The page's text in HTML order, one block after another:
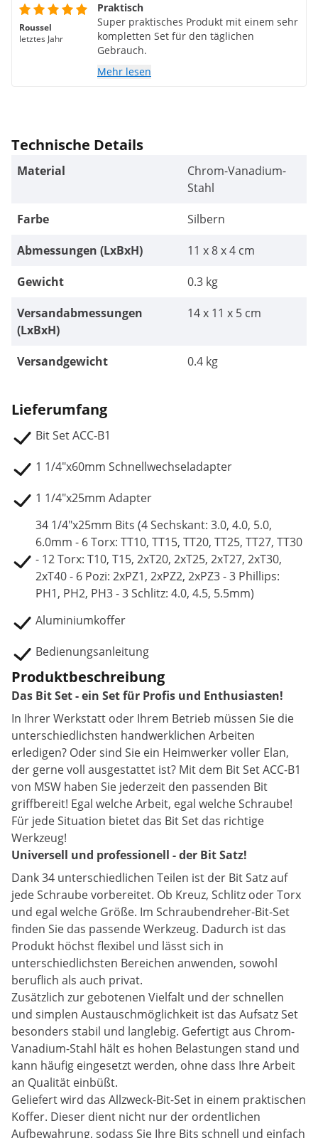
Roussel
letztes Jahr
Praktisch
Super praktisches Produkt mit einem sehr
kompletten Set für den täglichen
Gebrauch.
Mehr lesen
Technische Details
Material
Chrom-Vanadium-
Stahl
Farbe
Silbern
Abmessungen (LxBxH)
11 x 8 x 4 cm
Gewicht
0.3 kg
Versandabmessungen
(LxBxH)
14 x 11 x 5 cm
Versandgewicht 0.4 kg
Lieferumfang
Bit Set ACC-B1
1 1/4"x60mm Schnellwechseladapter
1 1/4"x25mm Adapter
34 1/4"x25mm Bits (4 Sechskant: 3.0, 4.0, 5.0,
6.0mm - 6 Torx: TT10, TT15, TT20, TT25, TT27, TT30
- 12 Torx: T10, T15, 2xT20, 2xT25, 2xT27, 2xT30,
2xT40 - 6 Pozi: 2xPZ1, 2xPZ2, 2xPZ3 - 3 Phillips:
PH1, PH2, PH3 - 3 Schlitz: 4.0, 4.5, 5.5mm)
Aluminiumkoffer
Bedienungsanleitung
Produktbeschreibung
Das Bit Set - ein Set für Profis und Enthusiasten!
In Ihrer Werkstatt oder Ihrem Betrieb müssen Sie die
unterschiedlichsten handwerklichen Arbeiten
erledigen? Oder sind Sie ein Heimwerker voller Elan,
der gerne voll ausgestattet ist? Mit dem Bit Set ACC-B1
von MSW haben Sie jederzeit den passenden Bit
griffbereit! Egal welche Arbeit, egal welche Schraube!
Für jede Situation bietet das Bit Set das richtige
Werkzeug!
Universell und professionell - der Bit Satz!
Dank 34 unterschiedlichen Teilen ist der Bit Satz auf
jede Schraube vorbereitet. Ob Kreuz, Schlitz oder Torx
und egal welche Größe. Im Schraubendreher-Bit-Set
finden Sie das passende Werkzeug. Dadurch ist das
Produkt höchst flexibel und lässt sich in
unterschiedlichsten Bereichen anwenden, sowohl
beruflich als auch privat.
Zusätzlich zur gebotenen Vielfalt und der schnellen
und simplen Austauschmöglichkeit ist das Aufsatz Set
besonders stabil und langlebig. Gefertigt aus Chrom-
Vanadium-Stahl hält es hohen Belastungen stand und
kann häufig eingesetzt werden, ohne dass Ihre Arbeit
an Qualität einbüßt.
Geliefert wird das Allzweck-Bit-Set in einem praktischen
Koffer. Dieser dient nicht nur der ordentlichen
Aufbewahrung, sodass Sie Ihre Bits schnell und einfach